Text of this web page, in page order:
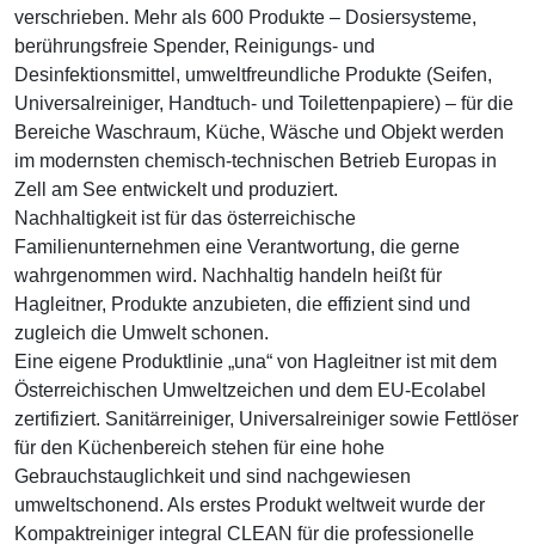
verschrieben. Mehr als 600 Produkte – Dosiersysteme,
berührungsfreie Spender, Reinigungs- und
Desinfektionsmittel, umweltfreundliche Produkte (Seifen,
Universalreiniger, Handtuch- und Toilettenpapiere) – für die
Bereiche Waschraum, Küche, Wäsche und Objekt werden
im modernsten chemisch-technischen Betrieb Europas in
Zell am See entwickelt und produziert.
Nachhaltigkeit ist für das österreichische
Familienunternehmen eine Verantwortung, die gerne
wahrgenommen wird. Nachhaltig handeln heißt für
Hagleitner, Produkte anzubieten, die effizient sind und
zugleich die Umwelt schonen.
Eine eigene Produktlinie „una“ von Hagleitner ist mit dem
Österreichischen Umweltzeichen und dem EU-Ecolabel
zertifiziert. Sanitärreiniger, Universalreiniger sowie Fettlöser
für den Küchenbereich stehen für eine hohe
Gebrauchstauglichkeit und sind nachgewiesen
umweltschonend. Als erstes Produkt weltweit wurde der
Kompaktreiniger integral CLEAN für die professionelle